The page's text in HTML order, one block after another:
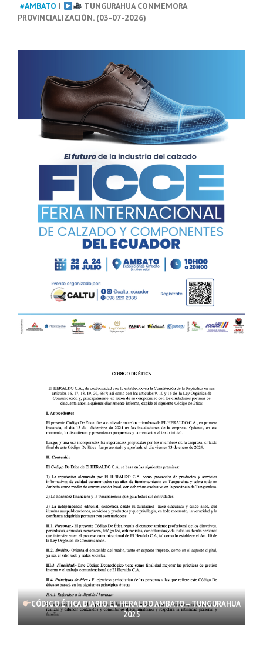
#AMBATO |
TUNGURAHUA CONMEMORA
PROVINCIALIZACIÓN. (03-07-2026)
CÓDIGO ÉTICA DIARIO EL HERALDO AMBATO – TUNGURAHUA
2025